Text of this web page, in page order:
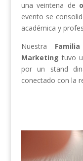
una veintena de
evento se
académica y
Nuestra
Marketing tuvo
por un stand
conectado con la